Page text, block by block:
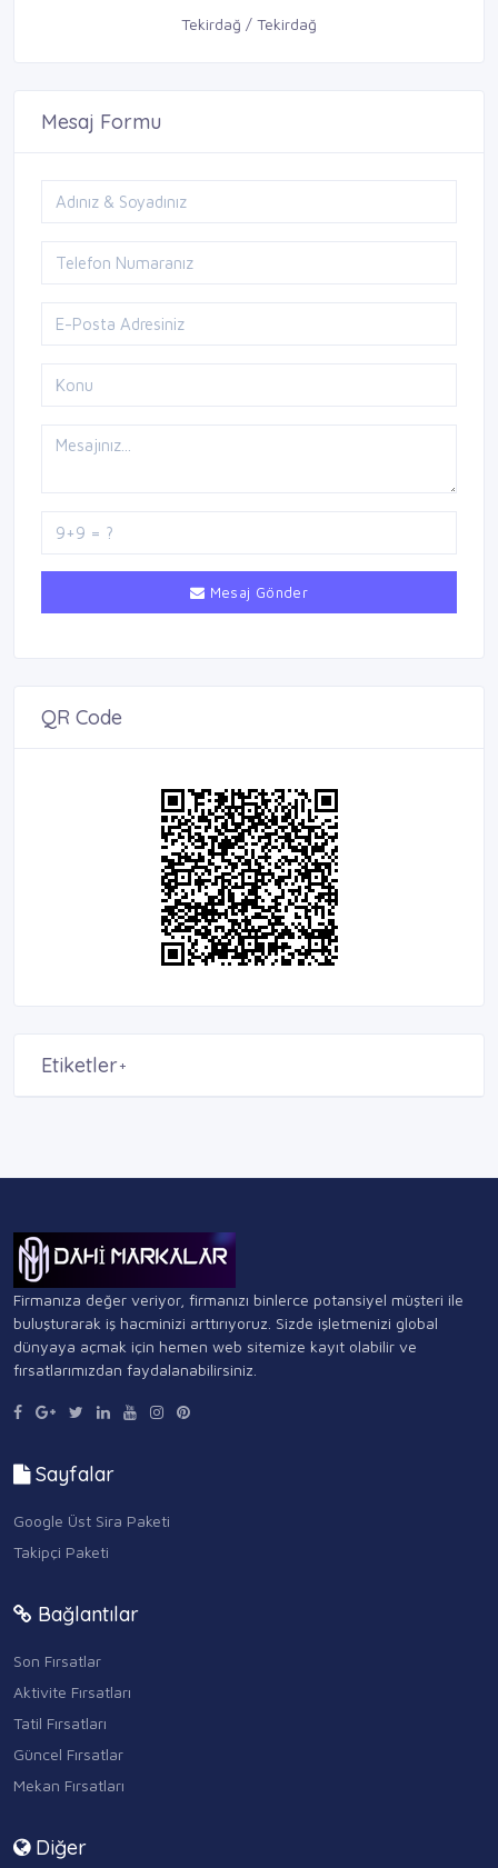
Tekirdağ / Tekirdağ
Mesaj Formu
Mesaj Gönder
QR Code
Etiketler+
Firmanıza değer veriyor, firmanızı binlerce potansiyel müşteri ile
buluşturarak iş hacminizi arttırıyoruz. Sizde işletmenizi global
dünyaya açmak için hemen web sitemize kayıt olabilir ve
fırsatlarımızdan faydalanabilirsiniz.
Sayfalar
Google Üst Sira Paketi
Takipçi Paketi
Bağlantılar
Son Fırsatlar
Aktivite Fırsatları
Tatil Fırsatları
Güncel Fırsatlar
Mekan Fırsatları
Diğer